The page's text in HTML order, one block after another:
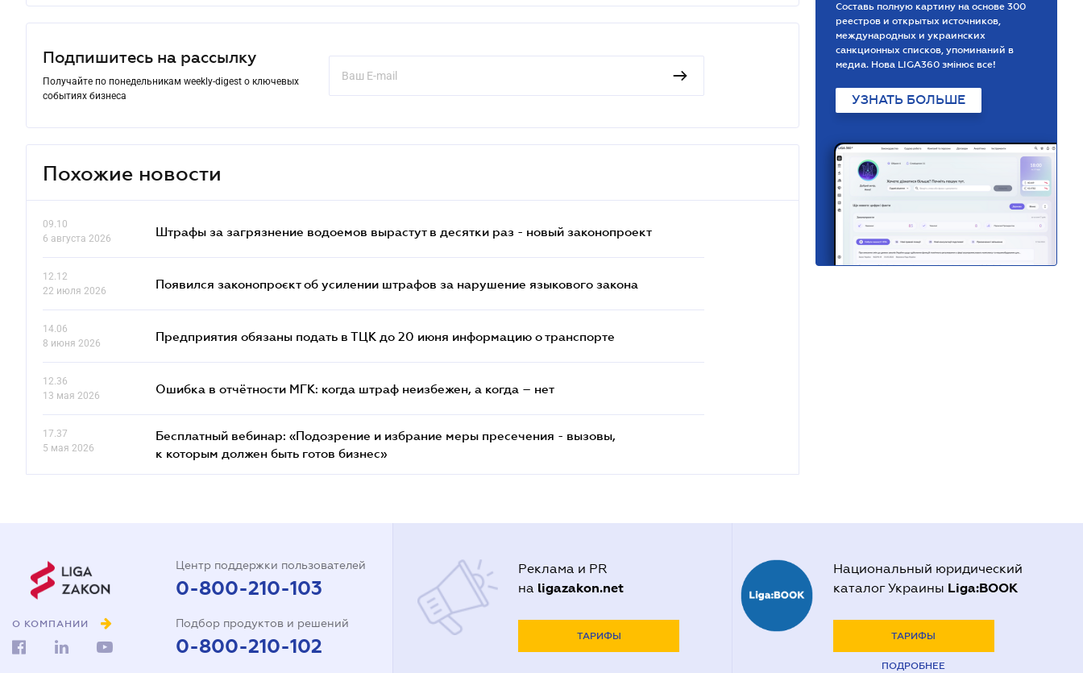
Подпишитесь на рассылку
Получайте по понедельникам weekly-digest о ключевых
событиях бизнеса
Похожие новости
09.10
6 августа 2026
Штрафы за загрязнение водоемов вырастут в десятки раз - новый законопроект
12.12
22 июля 2026
Появился законопроєкт об усилении штрафов за нарушение языкового закона
14.06
8 июня 2026
Предприятия обязаны подать в ТЦК до 20 июня информацию о транспорте
12.36
13 мая 2026
Ошибка в отчётности МГК: когда штраф неизбежен, а когда – нет
17.37
5 мая 2026
Бесплатный вебинар: «Подозрение и избрание меры пресечения - вызовы,
к которым должен быть готов бизнес»
Составь полную картину на основе 300
реестров и открытых источников,
международных и украинских
санкционных списков, упоминаний в
медиа. Нова LIGA360 змінює все!
УЗНАТЬ БОЛЬШЕ
О КОМПАНИИ
Центр поддержки пользователей
0-800-210-103
Подбор продуктов и решений
0-800-210-102
Реклама и PR
на ligazakon.net
ТАРИФЫ
Национальный юридический
каталог Украины Liga:BOOK
ТАРИФЫ
ПОДРОБНЕЕ